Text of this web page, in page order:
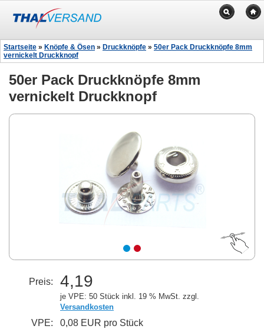
Startseite » Knöpfe & Ösen » Druckknöpfe » 50er Pack Druckknöpfe 8mm
vernickelt Druckknopf
50er Pack Druckknöpfe 8mm
vernickelt Druckknopf
Preis: 4,19
je VPE: 50 Stück inkl. 19 % MwSt. zzgl.
Versandkosten
VPE:
0,08 EUR pro Stück